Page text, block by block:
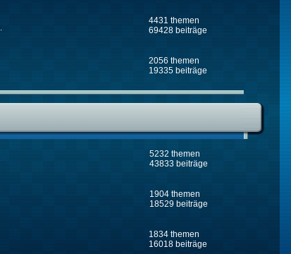
4431 themen
69428 beiträge
2056 themen
19335 beiträge
5232 themen
43833 beiträge
1904 themen
18529 beiträge
1834 themen
16018 beiträge